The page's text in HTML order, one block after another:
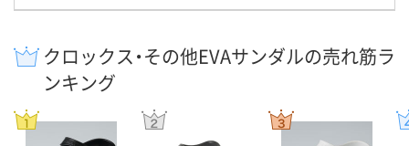
クロックス・その他EVAサンダルの売れ筋ラ
ンキング